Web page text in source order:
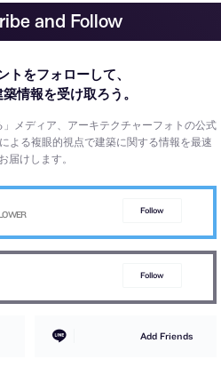
and Follow
トをフォローして、
情報を受け取ろう。
」メディア、アーキテクチャーフォトの公式
よる複眼的視点で建築に関する情報を最速
届けします。
Follow
Follow
Add Friends